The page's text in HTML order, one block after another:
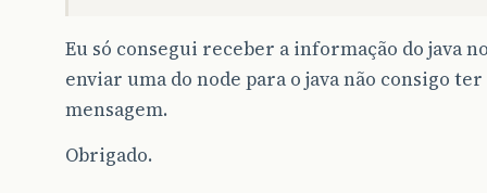
Eu só consegui receber a informação do java
enviar uma do node para o java não consigo
mensagem.
Obrigado.